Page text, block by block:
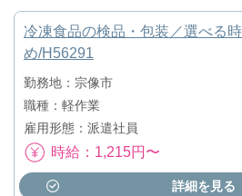
冷凍食品の検品・包装／選べる
め/H56291
勤務地：宗像市
職種：軽作業
雇用形態：派遣社員
時給：1,215円〜
詳細を見る